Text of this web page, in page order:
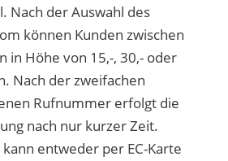
Nach der Auswahl des
können Kunden zwischen
in Höhe von 15,-, 30,- oder
Nach der zweifachen
Rufnummer erfolgt die
nach nur kurzer Zeit.
entweder per EC-Karte